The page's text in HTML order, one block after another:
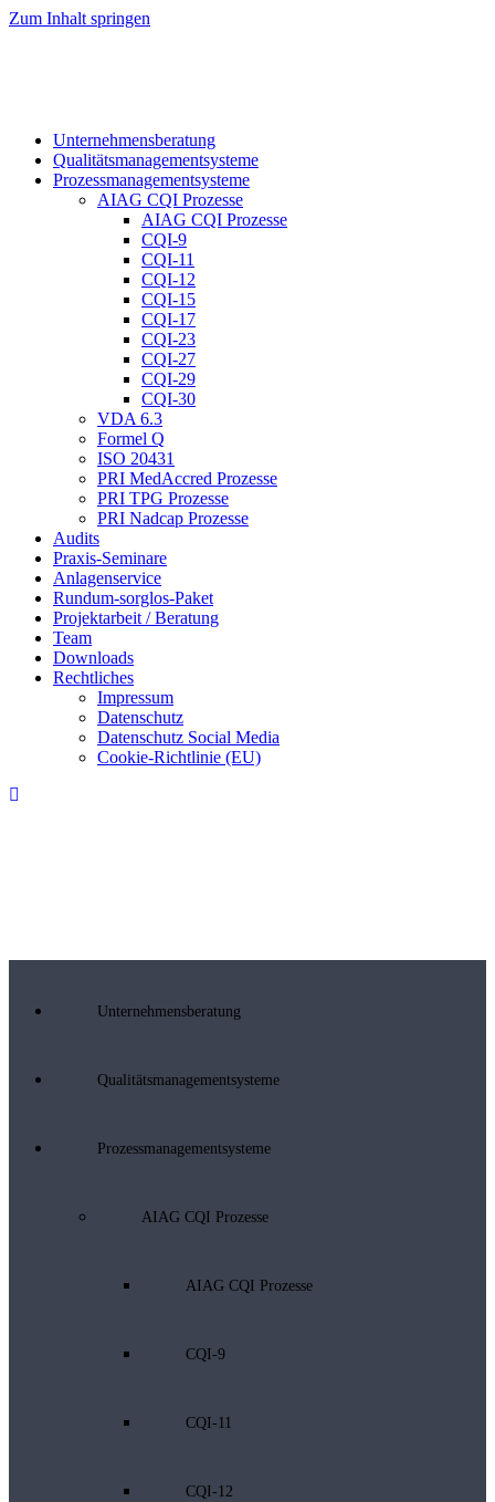
Zum Inhalt springen
Unternehmensberatung
Qualitätsmanagementsysteme
Prozessmanagementsysteme
AIAG CQI Prozesse
AIAG CQI Prozesse
CQI-9
CQI-11
CQI-12
CQI-15
CQI-17
CQI-23
CQI-27
CQI-29
CQI-30
VDA 6.3
Formel Q
ISO 20431
PRI MedAccred Prozesse
PRI TPG Prozesse
PRI Nadcap Prozesse
Audits
Praxis-Seminare
Anlagenservice
Rundum-sorglos-Paket
Projektarbeit / Beratung
Team
Downloads
Rechtliches
Impressum
Datenschutz
Datenschutz Social Media
Cookie-Richtlinie (EU)
Unternehmensberatung
Qualitätsmanagementsysteme
Prozessmanagementsysteme
AIAG CQI Prozesse
AIAG CQI Prozesse
CQI-9
CQI-11
CQI-12